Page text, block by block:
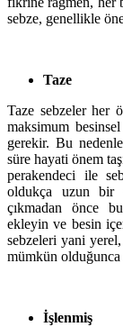
sebze, genellikle
Taze
Taze sebzeler her
maksimum
gerekir. Bu
süre hayati önem
perakendeci ile
oldukça uzun bir
çıkmadan önce
ekleyin ve besin
sebzeleri yani
mümkün olduğunca
İşlenmiş